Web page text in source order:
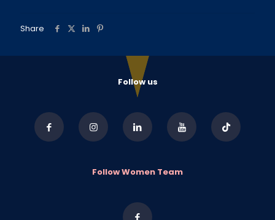
Share
Follow us
Follow Women Team